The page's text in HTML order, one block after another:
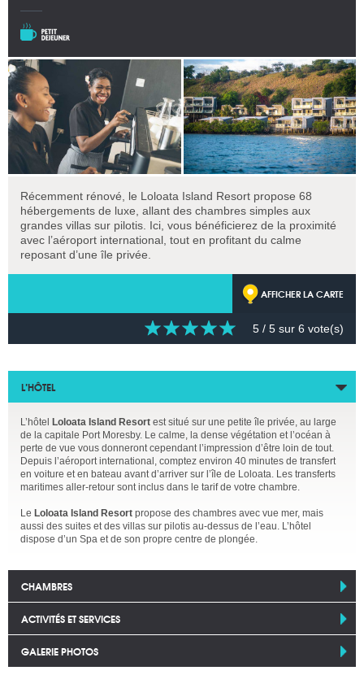
Récemment rénové, le Loloata Island Resort propose 68
hébergements de luxe, allant des chambres simples aux
grandes villas sur pilotis. Ici, vous bénéficierez de la proximité
avec l’aéroport international, tout en profitant du calme
reposant d’une île privée.
AFFICHER LA CARTE
5 / 5 sur 6 vote(s)
L’HÔTEL
L’hôtel Loloata Island Resort est situé sur une petite île privée, au large
de la capitale Port Moresby. Le calme, la dense végétation et l’océan à
perte de vue vous donneront cependant l’impression d’être loin de tout.
Depuis l’aéroport international, comptez environ 40 minutes de transfert
en voiture et en bateau avant d’arriver sur l’île de Loloata. Les transferts
maritimes aller-retour sont inclus dans le tarif de votre chambre.
Le Loloata Island Resort propose des chambres avec vue mer, mais
aussi des suites et des villas sur pilotis au-dessus de l’eau. L’hôtel
dispose d’un Spa et de son propre centre de plongée.
CHAMBRES
ACTIVITÉS ET SERVICES
GALERIE PHOTOS